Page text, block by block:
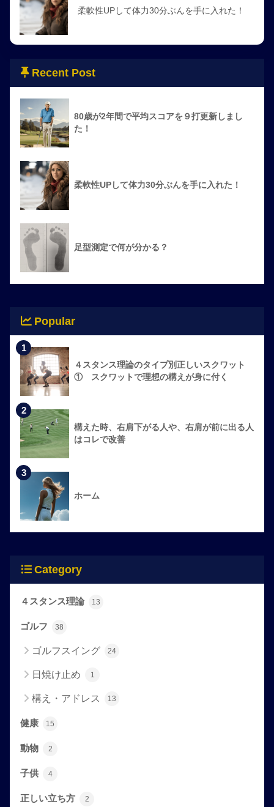
柔軟性UPして体力30分ぶんを手に入れた！
Recent Post
80歳が2年間で平均スコアを９打更新しまし
た！
柔軟性UPして体力30分ぶんを手に入れた！
足型測定で何が分かる？
Popular
1
４スタンス理論のタイプ別正しいスクワット
① スクワットで理想の構えが身に付く
2
構えた時、右肩下がる人や、右肩が前に出る人
はコレで改善
3
ホーム
Category
４スタンス理論 13
ゴルフ 38
ゴルフスイング 24
日焼け止め 1
構え・アドレス 13
健康 15
動物 2
子供 4
正しい立ち方 2